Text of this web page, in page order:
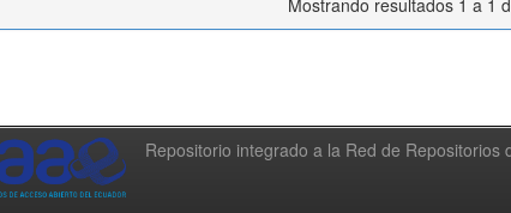
Mostrando resultados 1 a 1
Repositorio integrado a la Red de Repositorios